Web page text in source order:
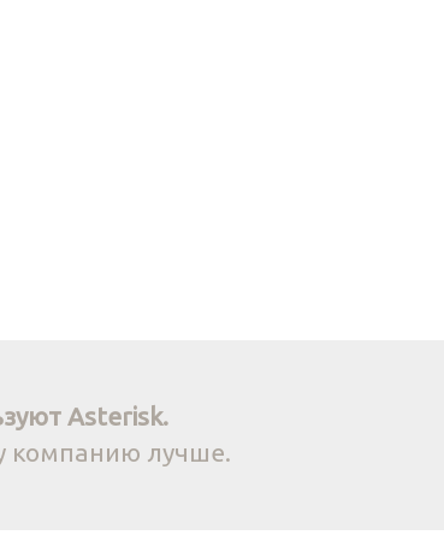
Asterisk.
компанию лучше.